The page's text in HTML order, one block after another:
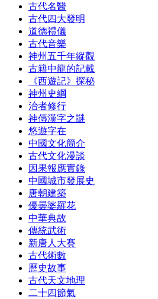
古代名醫
古代四大發明
道德禮儀
古代音樂
神州五千年縱觀
古籍中龍的記載
《西遊記》探秘
神州史綱
治者修行
神傳漢字之謎
悠遊字在
中國文化簡介
古代文化漫談
因果報應實錄
中國城市發展史
唐朝建築
優曇婆羅花
中華典故
傳統武術
新唐人大賽
古代術數
歷史故事
古代天文地理
二十四節氣